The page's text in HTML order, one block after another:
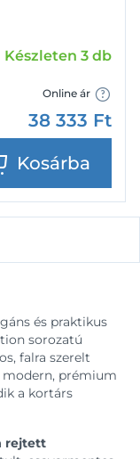
Készleten 3 db
Online ár
38 333 Ft
Kosárba
és praktikus
sorozatú
falra szerelt
prémium
a kortárs
rejtett